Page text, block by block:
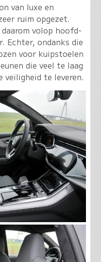
van luxe en
ruim opgezet.
volop hoofd-
Echter, ondanks die
voor kuipstoelen
die veel te laag
veiligheid te leveren.